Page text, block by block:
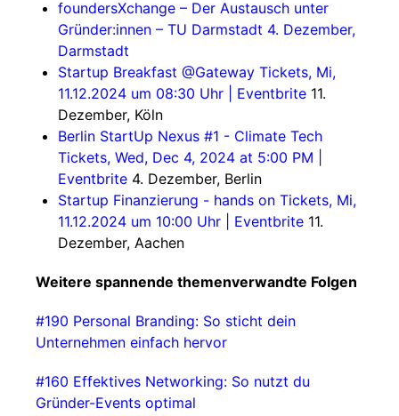
foundersXchange – Der Austausch unter
Gründer:innen – TU Darmstadt 4. Dezember,
Darmstadt
Startup Breakfast @Gateway Tickets, Mi,
11.12.2024 um 08:30 Uhr | Eventbrite 11.
Dezember, Köln
Berlin StartUp Nexus #1 - Climate Tech
Tickets, Wed, Dec 4, 2024 at 5:00 PM |
Eventbrite 4. Dezember, Berlin
Startup Finanzierung - hands on Tickets, Mi,
11.12.2024 um 10:00 Uhr | Eventbrite 11.
Dezember, Aachen
Weitere spannende themenverwandte Folgen
#190 Personal Branding: So sticht dein
Unternehmen einfach hervor
#160 Effektives Networking: So nutzt du
Gründer-Events optimal